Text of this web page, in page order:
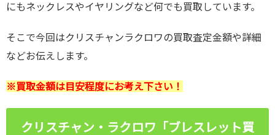
にもネックレスやイヤリングなど何でも買取しています。
そこで今回はクリスチャンラクロワの買取査定金額や詳細
などお伝えします。
※買取金額は目安程度にお考え下さい ！
クリスチャン・ラクロワ「ブレスレット買